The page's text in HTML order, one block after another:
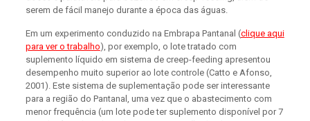
serem de fácil manejo durante a época das águas.
Em um experimento conduzido na Embrapa Pantanal (clique aqui
para ver o trabalho), por exemplo, o lote tratado com
suplemento líquido em sistema de creep-feeding apresentou
desempenho muito superior ao lote controle (Catto e Afonso,
2001). Este sistema de suplementação pode ser interessante
para a região do Pantanal, uma vez que o abastecimento com
menor frequência (um lote pode ter suplemento disponível por 7